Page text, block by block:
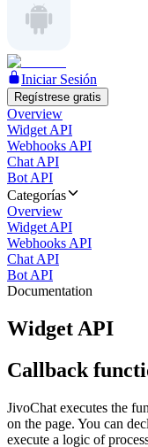
Iniciar Sesión
Regístrese gratis
Overview
Widget API
Webhooks API
Chat API
Bot API
Categorías
Overview
Widget API
Webhooks API
Chat API
Bot API
Documentation
Widget API
Callback
JivoChat executes the
on the page. You can
execute a logic of